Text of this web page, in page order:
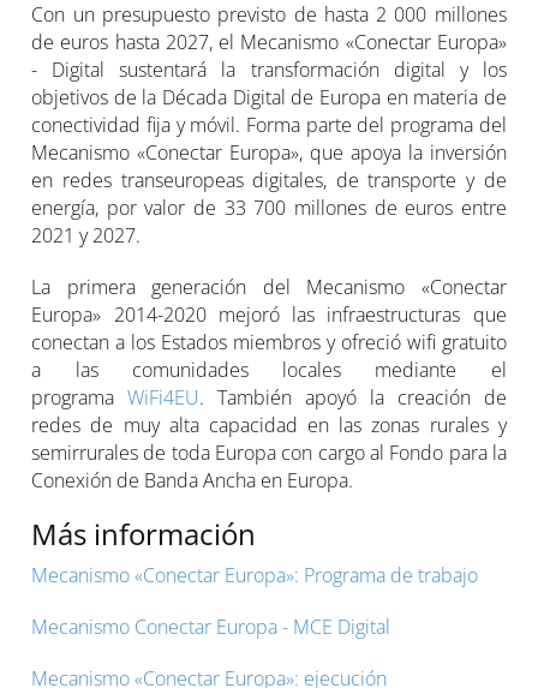
Con un presupuesto previsto de hasta 2 000 millones
de euros hasta 2027, el Mecanismo «Conectar Europa»
- Digital sustentará la transformación digital y los
objetivos de la Década Digital de Europa en materia de
conectividad fija y móvil. Forma parte del programa del
Mecanismo «Conectar Europa», que apoya la inversión
en redes transeuropeas digitales, de transporte y de
energía, por valor de 33 700 millones de euros entre
2021 y 2027.
La primera generación del Mecanismo «Conectar
Europa» 2014-2020 mejoró las infraestructuras que
conectan a los Estados miembros y ofreció wifi gratuito
a las comunidades locales mediante el
programaWiFi4EU. También apoyó la creación de
redes de muy alta capacidad en las zonas rurales y
semirrurales de toda Europa con cargo al Fondo para la
Conexión de Banda Ancha en Europa.
Más información
Mecanismo «Conectar Europa»: Programa de trabajo
Mecanismo Conectar Europa - MCE Digital
Mecanismo «Conectar Europa»: ejecución